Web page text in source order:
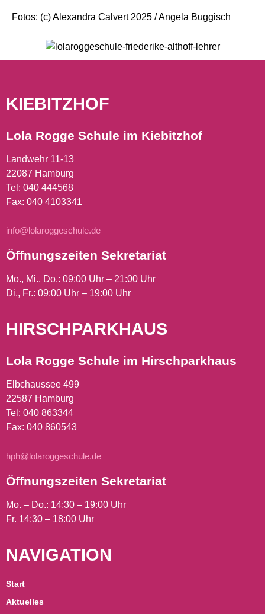
Fotos: (c) Alexandra Calvert 2025 / Angela Buggisch
KIEBITZHOF
Lola Rogge Schule im Kiebitzhof
Landwehr 11-13
22087 Hamburg
Tel: 040 444568
Fax: 040 4103341
info@lolaroggeschule.de
Öffnungszeiten Sekretariat
Mo., Mi., Do.: 09:00 Uhr – 21:00 Uhr
Di., Fr.: 09:00 Uhr – 19:00 Uhr
HIRSCHPARKHAUS
Lola Rogge Schule im Hirschparkhaus
Elbchaussee 499
22587 Hamburg
Tel: 040 863344
Fax: 040 860543
hph@lolaroggeschule.de
Öffnungszeiten Sekretariat
Mo. – Do.: 14:30 – 19:00 Uhr
Fr. 14:30 – 18:00 Uhr
NAVIGATION
Start
Aktuelles